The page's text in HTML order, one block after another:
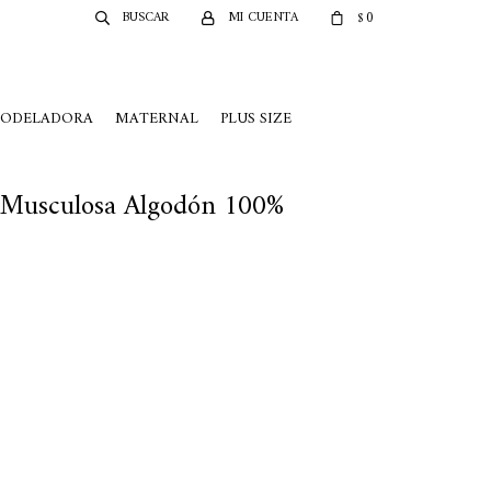
MATERNAL PLUS SIZE
$0
Algodón 100%